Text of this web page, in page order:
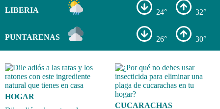
LIBERIA 24° 32°
PUNTARENAS 26° 30°
HOGAR
CUCARACHAS